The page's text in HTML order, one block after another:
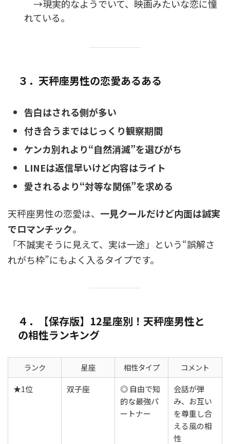
→現実的なようでいて、映画みたいな恋に憧
れている。
３．天秤座男性の恋愛あるある
告白はされる側が多い
付き合うまではじっくり観察期間
ケンカ別れより“自然消滅”を選びがち
LINEは返信早いけど内容はライト
愛されるより“対等な関係”を求める
天秤座男性の恋愛は、 一見クールだけど内面は誠実
でロマンチック。
「不誠実そうに見えて、実は一途」という“誤解さ
れがち枠”にもよく入るタイプです。
４．【保存版】12星座別！天秤座男性と
の相性ランキング
ランク 星座 相性タイプ
コメント
★1位
双子座
◎ 自由で知
的な最強パ
ートナー
会話が弾
み、お互い
を尊重し合
える風の相
性